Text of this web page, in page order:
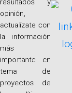
resultados y
opinión,
actualízate con
la información
más
importante en
tema de
proyectos de